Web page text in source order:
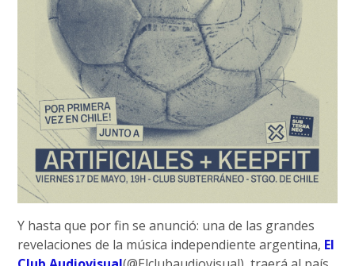
Y hasta que por fin se anunció: una de las grandes
revelaciones de la música independiente argentina, El